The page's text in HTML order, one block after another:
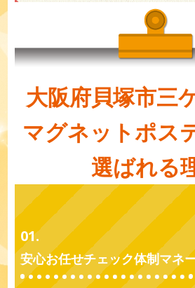
大阪府貝塚市三
マグネットポス
選ばれる
01.
安心お任せチェック体制マネ